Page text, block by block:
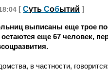
[ Суть Событий ]
выписаны еще трое
еще 67 человек,
в частности,